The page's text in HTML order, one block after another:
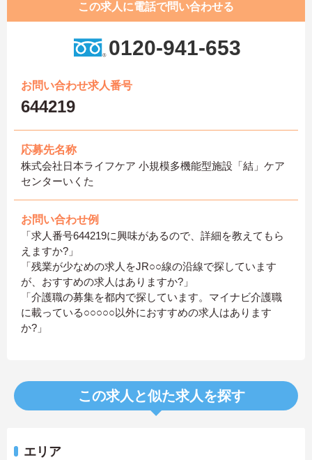
この求人に電話で問い合わせる
0120-941-653
お問い合わせ求人番号
644219
応募先名称
株式会社日本ライフケア 小規模多機能型施設「結」ケア
センターいくた
お問い合わせ例
「求人番号644219に興味があるので、詳細を教えてもら
えますか?」
「残業が少なめの求人をJR○○線の沿線で探しています
が、おすすめの求人はありますか?」
「介護職の募集を都内で探しています。マイナビ介護職
に載っている○○○○○以外におすすめの求人はあります
か?」
この求人と似た求人を探す
エリア